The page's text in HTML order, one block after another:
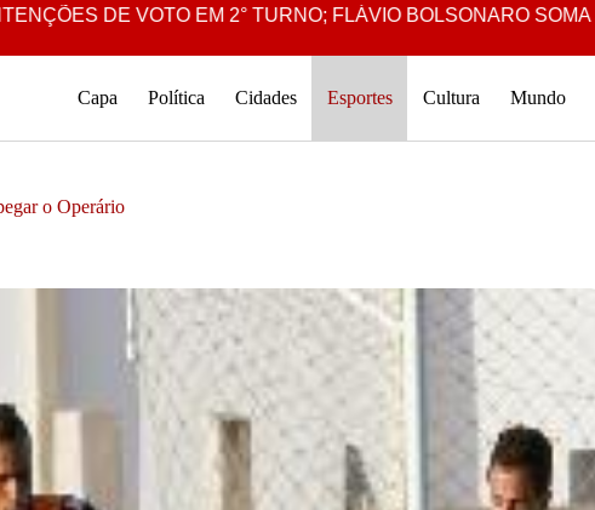
VOTO EM 2° TURNO; FLÁVIO BOLSONARO SOMA 39%
Capa Política Cidades Esportes Cultura Mundo
o Operário